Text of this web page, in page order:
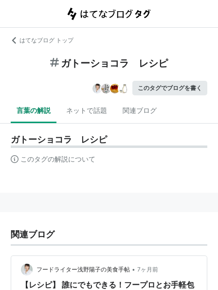
はてなブログ トップ
ガトーショコラ レシピ
このタグでブログを書く
言葉の解説 ネットで話題 関連ブログ
ガトーショコラ レシピ
このタグの解説について
関連ブログ
フードライター浅野陽子の美食手帖 • 7ヶ月前
【レシピ】 誰にでもできる！フープロとお手軽包